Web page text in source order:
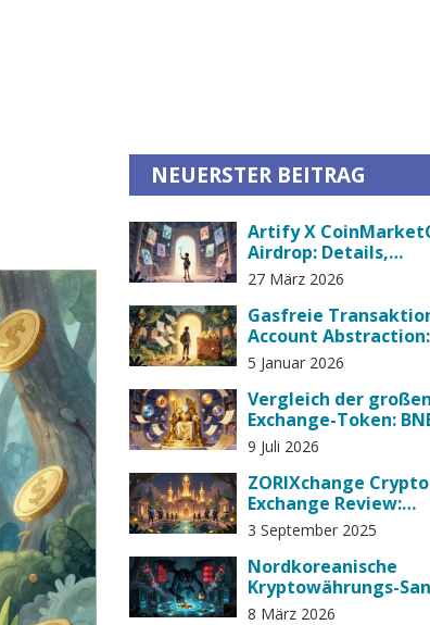
NEUERSTER BEITRAG
Artify X
Airdrop: Details,
27 März 2026
Gasfreie
Account Abstraction:
funktioniert die
von Web3
5 Januar 2026
Vergleich der großen
Exchange-Token:
BGB, MX, GT und KCS
Detail
9 Juli 2026
ZORIXchange Crypto
Exchange Review:
Sicherheit, Gebühren
Regulierung im Detail
3 September 2025
Nordkoreanische
Kryptowährungs-
und gesperrte Wallet-
8 März 2026